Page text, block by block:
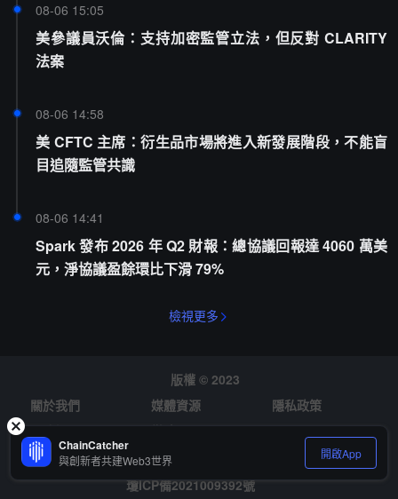
08-06 15:05
美參議員沃倫：支持加密監管立法，但反對 CLARITY
法案
08-06 14:58
美 CFTC 主席：衍生品市場將進入新發展階段，不能盲
目追隨監管共識
08-06 14:41
Spark 發布 2026 年 Q2 財報：總協議回報達 4060 萬美
元，淨協議盈餘環比下滑 79%
檢視更多
版權 © 2023
關於我們
媒體資源
隱私政策
風險提示
徵才
瓊ICP備2021009392號
ChainCatcher
與創新者共建Web3世界 開啟App